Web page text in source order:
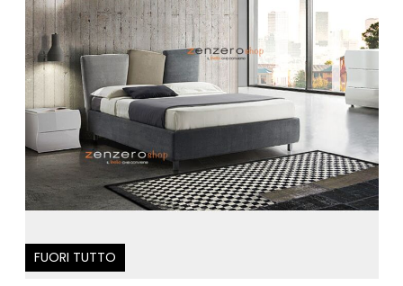
FUORI TUTTO